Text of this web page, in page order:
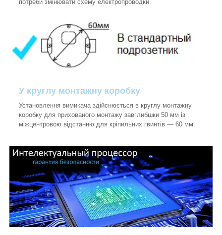
потреби змінювати схему електропроводки.
У круглу монтажну коробку
Установлення вимикача здійснюється в круглу монтажну
коробку для прихованого монтажу завглибшки 50 мм із
міжцентровою відстанню для кріпильних гвинтів — 60 мм.